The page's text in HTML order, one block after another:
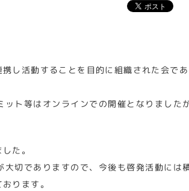
し活動することを目的に組織された会であ
ト等はオンラインでの開催となりました
た。
切でありますので、今後も啓発活動には
ります。